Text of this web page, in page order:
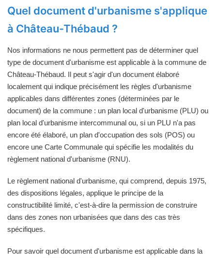
Quel document d'urbanisme s'applique
à Château-Thébaud ?
Nos informations ne nous permettent pas de déterminer quel
type de document d'urbanisme est applicable à la commune de
Château-Thébaud. Il peut s'agir d'un document élaboré
localement qui indique précisément les règles d'urbanisme
applicables dans différentes zones (déterminées par le
document) de la commune : un plan local d'urbanisme (PLU) ou
plan local d'urbanisme intercommunal ou, si un PLU n'a pas
encore été élaboré, un plan d'occupation des sols (POS) ou
encore une Carte Communale qui spécifie les modalités du
règlement national d'urbanisme (RNU).
Le règlement national d'urbanisme, qui comprend, depuis 1975,
des dispositions légales, applique le principe de la
constructibilité limité, c'est-à-dire la permission de construire
dans des zones non urbanisées que dans des cas très
spécifiques.
Pour savoir quel document d'urbanisme est applicable dans la